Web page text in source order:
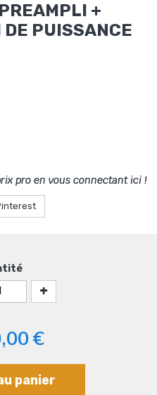
+
PUISSANCE
pro en vous connectant ici !
€
panier